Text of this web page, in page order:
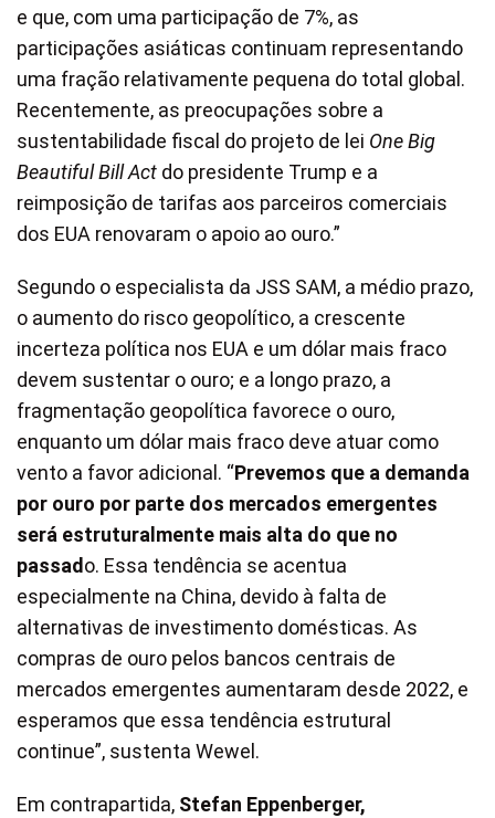
e que, com uma participação de 7%, as
participações asiáticas continuam representando
uma fração relativamente pequena do total global.
Recentemente, as preocupações sobre a
sustentabilidade fiscal do projeto de lei One Big
Beautiful Bill Act do presidente Trump e a
reimposição de tarifas aos parceiros comerciais
dos EUA renovaram o apoio ao ouro.”
Segundo o especialista da JSS SAM, a médio prazo,
o aumento do risco geopolítico, a crescente
incerteza política nos EUA e um dólar mais fraco
devem sustentar o ouro; e a longo prazo, a
fragmentação geopolítica favorece o ouro,
enquanto um dólar mais fraco deve atuar como
vento a favor adicional. “Prevemos que a demanda
por ouro por parte dos mercados emergentes
será estruturalmente mais alta do que no
passado. Essa tendência se acentua
especialmente na China, devido à falta de
alternativas de investimento domésticas. As
compras de ouro pelos bancos centrais de
mercados emergentes aumentaram desde 2022, e
esperamos que essa tendência estrutural
continue”, sustenta Wewel.
Em contrapartida, Stefan Eppenberger,